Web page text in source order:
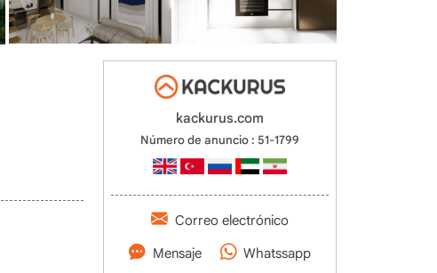
kackurus.com
Número de anuncio : 51-1799
Correo electrónico
Mensaje Whatssapp